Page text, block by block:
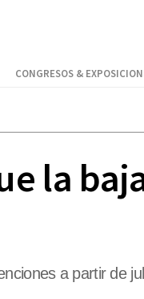
CONGRESOS &
la
a partir de